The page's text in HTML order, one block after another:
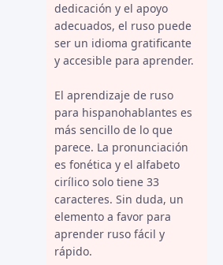
dedicación y el apoyo
adecuados, el ruso puede
ser un idioma gratificante
y accesible para aprender.
El aprendizaje de ruso
para hispanohablantes es
más sencillo de lo que
parece. La pronunciación
es fonética y el alfabeto
cirílico solo tiene 33
caracteres. Sin duda, un
elemento a favor para
aprender ruso fácil y
rápido.